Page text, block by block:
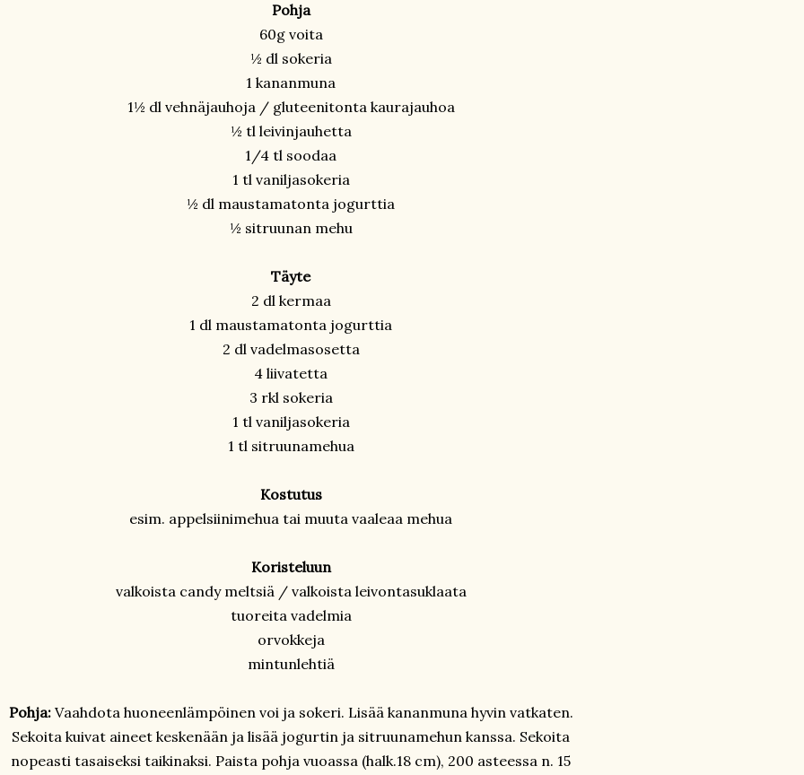
Pohja
60g voita
½ dl sokeria
1 kananmuna
1½ dl vehnäjauhoja / gluteenitonta kaurajauhoa
½ tl leivinjauhetta
1/4 tl soodaa
1 tl vaniljasokeria
½ dl maustamatonta jogurttia
½ sitruunan mehu
Täyte
2 dl kermaa
1 dl maustamatonta jogurttia
2 dl vadelmasosetta
4 liivatetta
3 rkl sokeria
1 tl vaniljasokeria
1 tl sitruunamehua
Kostutus
esim. appelsiinimehua tai muuta vaaleaa mehua
Koristeluun
valkoista candy meltsiä / valkoista leivontasuklaata
tuoreita vadelmia
orvokkeja
mintunlehtiä
Pohja:Vaahdota huoneenlämpöinen voi ja sokeri. Lisää kananmuna hyvin vatkaten.
Sekoita kuivat aineet keskenään ja lisää jogurtin ja sitruunamehun kanssa. Sekoita
nopeasti tasaiseksi taikinaksi. Paista pohja vuoassa (halk.18 cm), 200 asteessa n. 15